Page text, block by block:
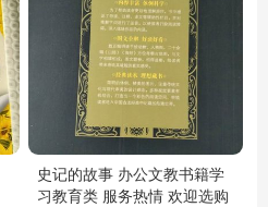
史记的故事 办公文教书籍学
习教育类 服务热情 欢迎选购